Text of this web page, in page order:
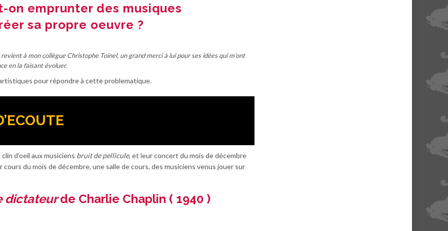
on emprunter des musiques
sa propre oeuvre ?
à mon collègue Christophe Toinel, un grand merci à lui pour ses idées qui m’ont
en la faisant évoluer.
pour répondre à cette problematique.
d’oeil aux musiciens bruit de pellicule, et leur concert du mois de décembre
du mois de décembre, une salle de cours, des musiciens venus jouer sur
dictateurde Charlie Chaplin ( 1940 )